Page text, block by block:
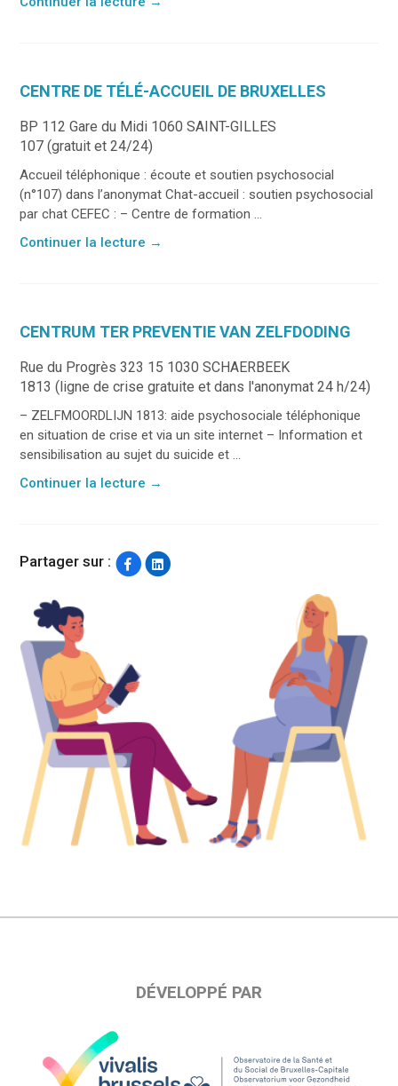
CENTRE DE TÉLÉ-ACCUEIL DE BRUXELLES
BP 112 Gare du Midi 1060 SAINT-GILLES
107 (gratuit et 24/24)
Accueil téléphonique : écoute et soutien psychosocial
(n°107) dans l’anonymat Chat-accueil : soutien psychosocial
par chat CEFEC : – Centre de formation ...
Continuer la lecture →
CENTRUM TER PREVENTIE VAN ZELFDODING
Rue du Progrès 323 15 1030 SCHAERBEEK
1813 (ligne de crise gratuite et dans l'anonymat 24 h/24)
– ZELFMOORDLIJN 1813: aide psychosociale téléphonique
en situation de crise et via un site internet – Information et
sensibilisation au sujet du suicide et ...
Continuer la lecture →
Partager sur :
DÉVELOPPÉ PAR